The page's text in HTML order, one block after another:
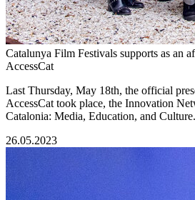
Catalunya Film Festivals supports as an
AccessCat
Last Thursday, May 18th, the official
AccessCat took place, the Innovation
Catalonia: Media, Education, and
26.05.2023